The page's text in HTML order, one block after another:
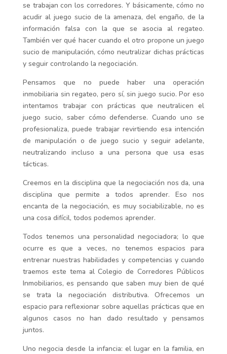
se trabajan con los corredores. Y básicamente, cómo no
acudir al juego sucio de la amenaza, del engaño, de la
información falsa con la que se asocia al regateo.
También ver qué hacer cuando el otro propone un juego
sucio de manipulación, cómo neutralizar dichas prácticas
y seguir controlando la negociación.
Pensamos que no puede haber una operación
inmobiliaria sin regateo, pero sí, sin juego sucio. Por eso
intentamos trabajar con prácticas que neutralicen el
juego sucio, saber cómo defenderse. Cuando uno se
profesionaliza, puede trabajar revirtiendo esa intención
de manipulación o de juego sucio y seguir adelante,
neutralizando incluso a una persona que usa esas
tácticas.
Creemos en la disciplina que la negociación nos da, una
disciplina que permite a todos aprender. Eso nos
encanta de la negociación, es muy sociabilizable, no es
una cosa difícil, todos podemos aprender.
Todos tenemos una personalidad negociadora; lo que
ocurre es que a veces, no tenemos espacios para
entrenar nuestras habilidades y competencias y cuando
traemos este tema al Colegio de Corredores Públicos
Inmobiliarios, es pensando que saben muy bien de qué
se trata la negociación distributiva. Ofrecemos un
espacio para reflexionar sobre aquellas prácticas que en
algunos casos no han dado resultado y pensamos
juntos.
Uno negocia desde la infancia: el lugar en la familia, en